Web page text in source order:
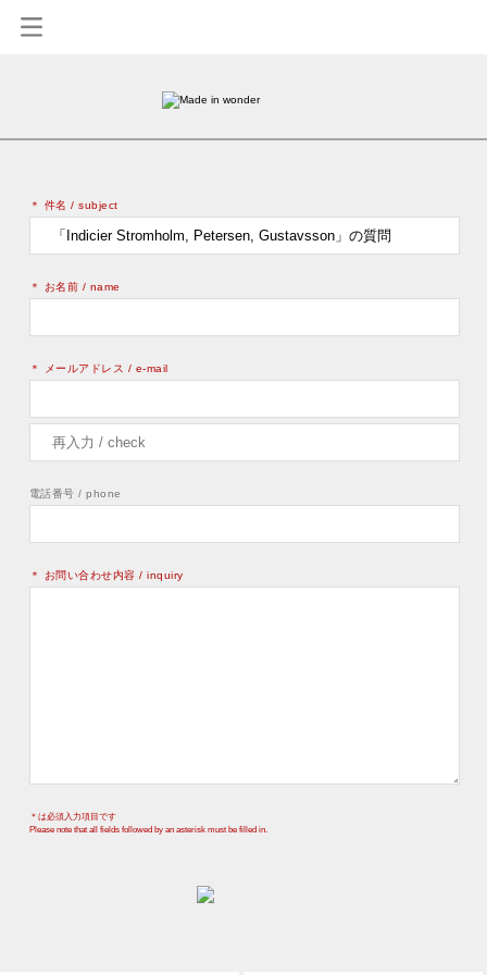
＊ 件名 / subject
＊ お名前 / name
＊ メールアドレス / e-mail
電話番号 / phone
＊ お問い合わせ内容 / inquiry
＊は必須入力項目です
Please note that all fields followed by an asterisk must be filled in.